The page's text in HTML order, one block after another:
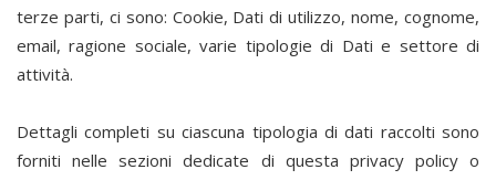
terze parti, ci sono: Cookie, Dati di utilizzo, nome, cognome,
email, ragione sociale, varie tipologie di Dati e settore di
attività.
Dettagli completi su ciascuna tipologia di dati raccolti sono
forniti nelle sezioni dedicate di questa privacy policy o